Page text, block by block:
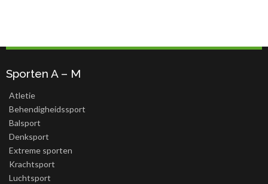
Sporten A – M
Atletie
Behendigheidssport
Balsport
Denksport
Extreme sporten
Krachtsport
Luchtsport